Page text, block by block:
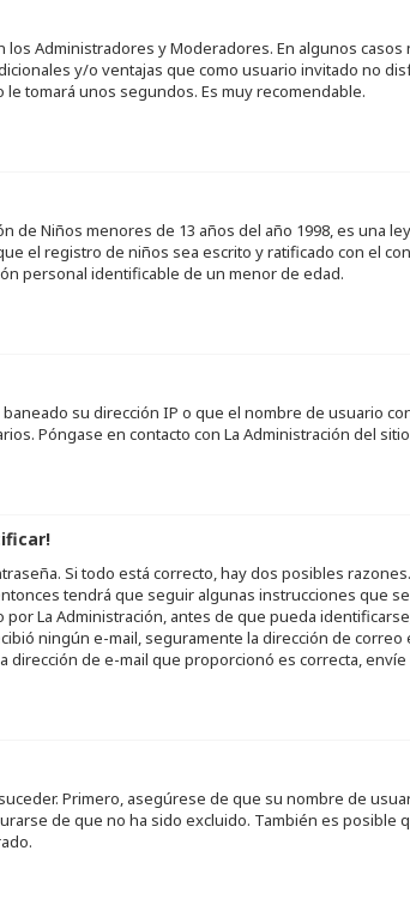
los Administradores y Moderadores. En algunos
y/o ventajas que como usuario invitado no
tomará unos segundos. Es muy recomendable.
de Niños menores de 13 años del año 1998, es
el registro de niños sea escrito y ratificado con el
personal identificable de un menor de edad.
su dirección IP o que el nombre de usuario
Póngase en contacto con La Administración del
Si todo está correcto, hay dos posibles
tendrá que seguir algunas instrucciones que
La Administración, antes de que pueda
ningún e-mail, seguramente la dirección de
de e-mail que proporcionó es correcta, envíe
Primero, asegúrese de que su nombre de
de que no ha sido excluido. También es